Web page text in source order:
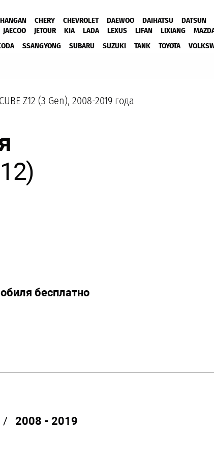
CHERY CHEVROLET DAEWOO DAIHATSU DATSUN
JAECOO JETOUR KIA LADA LEXUS LIFAN LIXIANG
SSANGYONG SUBARU SUZUKI TANK TOYOTA
Z12 (3 Gen), 2008-2019 года
бесплатно
/ 2008 - 2019